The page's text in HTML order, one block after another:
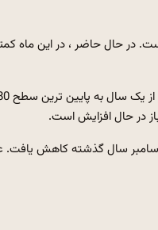
در حال افزایش است.